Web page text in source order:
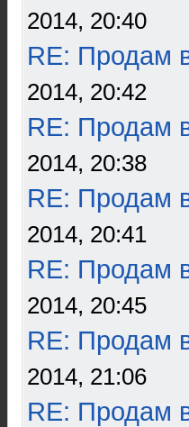
2014, 20:40
RE: Продам
2014, 20:42
RE: Продам
2014, 20:38
RE: Продам
2014, 20:41
RE: Продам
2014, 20:45
RE: Продам
2014, 21:06
RE: Продам